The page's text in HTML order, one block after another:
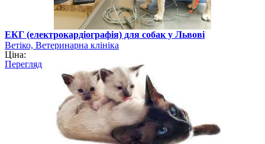
ЕКГ (електрокардіографія) для собак у Львові
Ветіко, Ветеринарна клініка
Ціна:
Перегляд